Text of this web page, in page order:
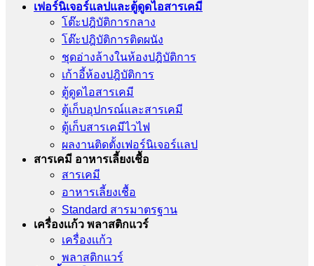
เฟอร์นิเจอร์แลปและตู้ดูดไอสารเคมี
โต๊ะปฎิบัติการกลาง
โต๊ะปฎิบัติการติดผนัง
ชุดอ่างล้างในห้องปฎิบัติการ
เก้าอี้ห้องปฎิบัติการ
ตู้ดูดไอสารเคมี
ตู้เก็บอุปกรณ์เเละสารเคมี
ตู้เก็บสารเคมีไวไฟ
ผลงานติดตั้งเฟอร์นิเจอร์เเลป
สารเคมี อาหารเลี้ยงเชื้อ
สารเคมี
อาหารเลี้ยงเชื้อ
Standard สารมาตรฐาน
เครื่องเเก้ว พลาสติกแวร์
เครื่องเเก้ว
พลาสติกแวร์